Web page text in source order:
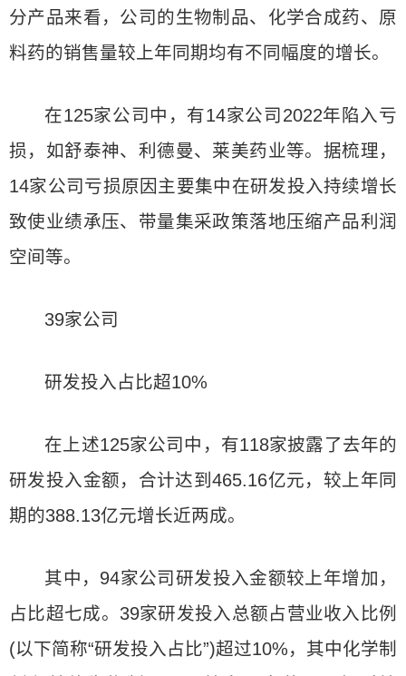
分产品来看，公司的生物制品、化学合成药、原
料药的销售量较上年同期均有不同幅度的增长。
在125家公司中，有14家公司2022年陷入亏
损，如舒泰神、利德曼、莱美药业等。据梳理，
14家公司亏损原因主要集中在研发投入持续增长
致使业绩承压、带量集采政策落地压缩产品利润
空间等。
39家公司
研发投入占比超10%
在上述125家公司中，有118家披露了去年的
研发投入金额，合计达到465.16亿元，较上年同
期的388.13亿元增长近两成。
其中，94家公司研发投入金额较上年增加，
占比超七成。39家研发投入总额占营业收入比例
(以下简称“研发投入占比”)超过10%，其中化学制